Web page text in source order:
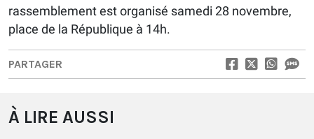
rassemblement est organisé samedi 28 novembre,
place de la République à 14h.
PARTAGER
À LIRE AUSSI